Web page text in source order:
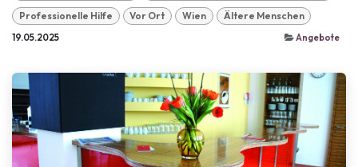
Professionelle Hilfe Vor Ort Wien Ältere Menschen
19.05.2025 Angebote